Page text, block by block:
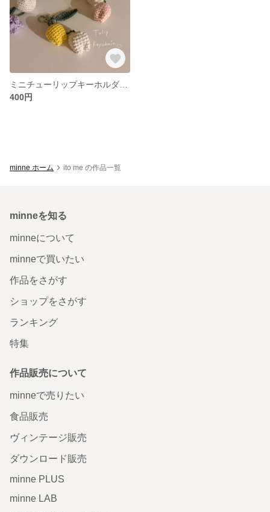
400円
minne ホーム ito me の作品一覧
minneを知る
minneについて
minneで買いたい
作品をさがす
ショップをさがす
ランキング
特集
作品販売について
minneで売りたい
食品販売
ヴィンテージ販売
ダウンロード販売
minne PLUS
minne LAB